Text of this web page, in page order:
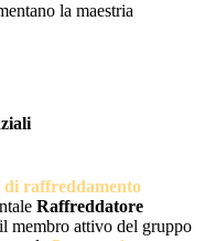
la maestria
di raffreddamento
Raffreddatore
membro attivo del gruppo